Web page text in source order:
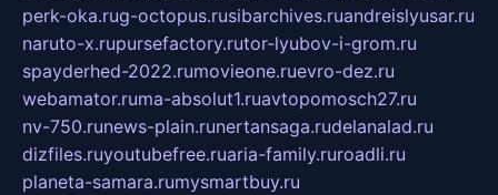
perk-oka.rug-octopus.rusibarchives.ruandreislyusar.ru
naruto-x.rupursefactory.rutor-lyubov-i-grom.ru
spayderhed-2022.rumovieone.ruevro-dez.ru
webamator.ruma-absolut1.ruavtopomosch27.ru
nv-750.runews-plain.runertansaga.rudelanalad.ru
dizfiles.ruyoutubefree.ruaria-family.ruroadli.ru
planeta-samara.rumysmartbuy.ru